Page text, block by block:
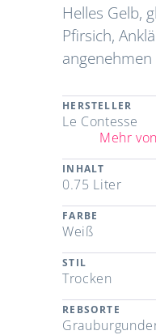
Helles Gelb,
Pfirsich,
HERSTELLER
Le Contesse
Mehr
INHALT
0.75 Liter
FARBE
Weiß
STIL
Trocken
REBSORTE